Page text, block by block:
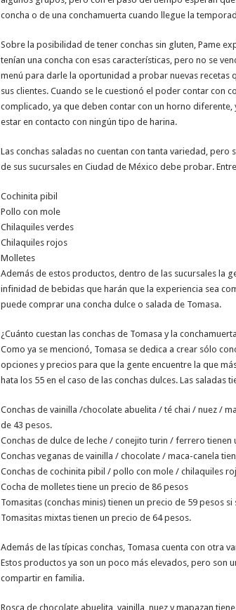
concha o de una conchamuerta cuando llegue la
Sobre la posibilidad de tener conchas sin gluten, Pame
tenían una concha con esas características, pero no se
menú para darle la oportunidad a probar nuevas recetas
sus clientes. Cuando se le cuestionó el poder contar con
complicado, ya que deben contar con un horno
estar en contacto con ningún tipo de harina.
Las conchas saladas no cuentan con tanta variedad,
de sus sucursales en Ciudad de México debe probar.
Cochinita pibil
Pollo con mole
Chilaquiles verdes
Chilaquiles rojos
Molletes
Además de estos productos, dentro de las sucursales la
infinidad de bebidas que harán que la experiencia sea
puede comprar una concha dulce o salada de Tomasa.
¿Cuánto cuestan las conchas de Tomasa y la
Como ya se mencionó, Tomasa se dedica a crear sólo
opciones y precios para que la gente encuentre la que
hata los 55 en el caso de las conchas dulces. Las saladas
Conchas de vainilla /chocolate abuelita / té chai / nuez /
de 43 pesos.
Conchas de dulce de leche / conejito turin / ferrero tienen
Conchas veganas de vainilla / chocolate / maca-canela
Conchas de cochinita pibil / pollo con mole / chilaquiles
Cocha de molletes tiene un precio de 86 pesos
Tomasitas (conchas minis) tienen un precio de 59 pesos
Tomasitas mixtas tienen un precio de 64 pesos.
Además de las típicas conchas, Tomasa cuenta con otra
Estos productos ya son un poco más elevados, pero son
compartir en familia.
Rosca de chocolate abuelita, vainilla, nuez y mapazan